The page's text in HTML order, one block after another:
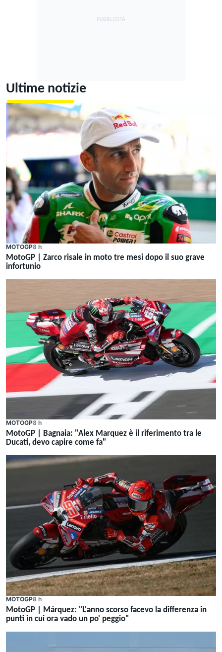
Ultime notizie
MOTOGP8 h
MotoGP | Zarco risale in moto tre mesi dopo il suo grave
infortunio
MOTOGP8 h
MotoGP | Bagnaia: "Alex Marquez è il riferimento tra le
Ducati, devo capire come fa"
MOTOGP8 h
MotoGP | Márquez: "L'anno scorso facevo la differenza in
punti in cui ora vado un po' peggio"